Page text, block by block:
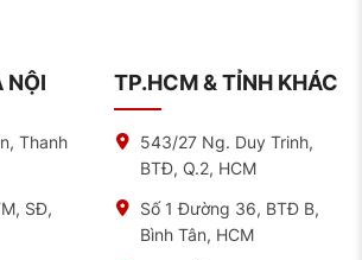
vụ cao.
trang thiết bị hiện đại.
viên giàu kinh nghiệm, được đào
mua lốp xe ô tô tại NAT
NỘI
Thanh
SĐ,
TP.HCM & TỈNH KHÁC
543/27 Ng. Duy Trinh,
BTĐ, Q.2, HCM
Số 1 Đường 36, BTĐ B,
Bình Tân, HCM